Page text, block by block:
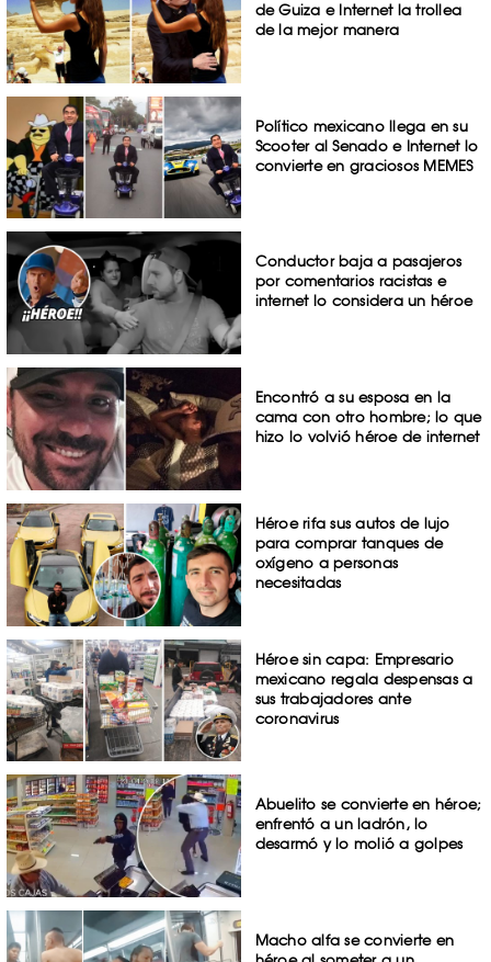
de Guiza e Internet la trollea
de la mejor manera
Político mexicano llega en su
Scooter al Senado e Internet lo
convierte en graciosos MEMES
Conductor baja a pasajeros
por comentarios racistas e
internet lo considera un héroe
Encontró a su esposa en la
cama con otro hombre; lo que
hizo lo volvió héroe de internet
Héroe rifa sus autos de lujo
para comprar tanques de
oxígeno a personas
necesitadas
Héroe sin capa: Empresario
mexicano regala despensas a
sus trabajadores ante
coronavirus
Abuelito se convierte en héroe;
enfrentó a un ladrón, lo
desarmó y lo molió a golpes
Macho alfa se convierte en